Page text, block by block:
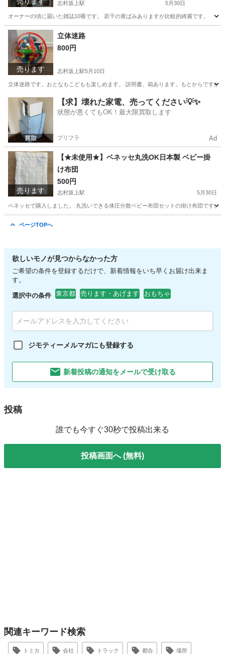
志村坂上駅 5月30日
オーナーの頃に届いた雑誌10冊です。 若干の黄ばみありますが比較的綺麗で
東京 板橋区 志村坂上駅
売ります
立体迷路
800円
志村坂上駅5月10日
立体迷路です。おとなもこどもも楽しめます。 説明書、箱あります。もとか
東京 板橋区 志村坂上駅 おもちゃ 会社
【求】壊れた家電、売ってください💡✨
状態が悪くてもOK！最大限買取します
プリフラ Ad
売ります
【★未使用★】ベネッセ丸洗OK日本製 ベビー掛
け布団
500円
志村坂上駅 5月30日
ベネッセで購入しました。 丸洗いできる体圧分散ベビー布団セットの掛け布団です
ページTOPへ
欲しいモノが見つからなかった方
ご希望の条件を登録するだけで、新着情報をいち早くお届け出来ま
す。
選択中の条件 東京都 売ります・あげます おもちゃ
ジモティーメルマガにも登録する
新着投稿の通知をメールで受け取る
投稿
誰でも今すぐ30秒で投稿出来る
投稿画面へ (無料)
関連キーワード検索
トミカ 会社 トラック 都合 場所